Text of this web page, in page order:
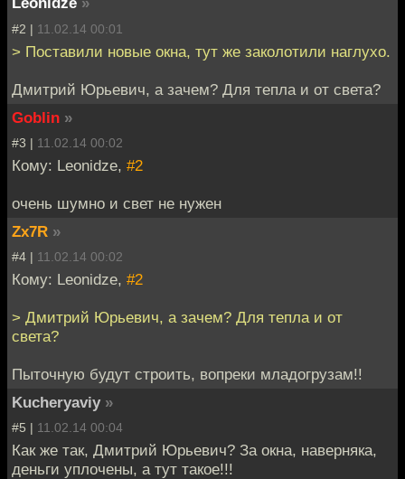
#2 | 11.02.14 00:01
> Поставили новые окна, тут же заколотили наглухо.
Дмитрий Юрьевич, а зачем? Для тепла и от света?
Goblin »
#3 | 11.02.14 00:02
Кому: Leonidze, #2
очень шумно и свет не нужен
Zx7R »
#4 | 11.02.14 00:02
Кому: Leonidze, #2
> Дмитрий Юрьевич, а зачем? Для тепла и от
света?
Пыточную будут строить, вопреки младогрузам!!
Kucheryaviy »
#5 | 11.02.14 00:04
Как же так, Дмитрий Юрьевич? За окна, наверняка,
деньги уплочены, а тут такое!!!